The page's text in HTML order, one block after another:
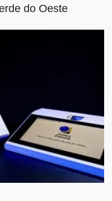
do Oeste